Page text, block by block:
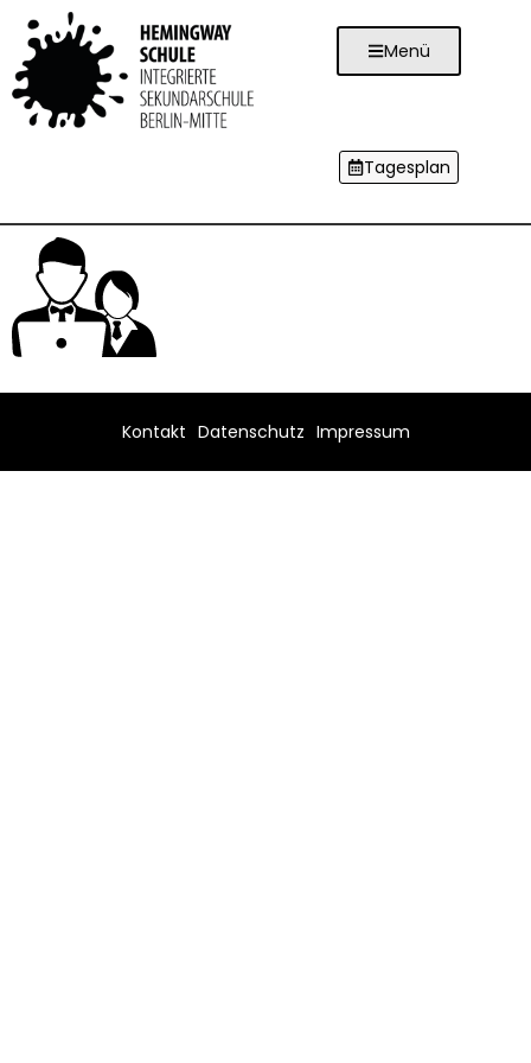
Menü
Tagesplan
Kontakt Datenschutz Impressum